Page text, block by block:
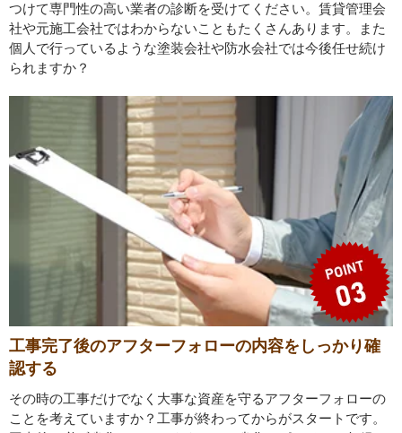
つけて専門性の高い業者の診断を受けてください。賃貸管理会
社や元施工会社ではわからないこともたくさんあります。また
個人で行っているような塗装会社や防水会社では今後任せ続け
られますか？
工事完了後のアフターフォローの内容をしっかり確
認する
その時の工事だけでなく大事な資産を守るアフターフォローの
ことを考えていますか？工事が終わってからがスタートです。